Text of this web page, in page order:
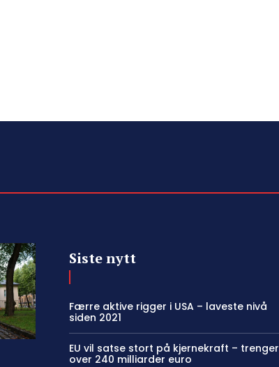
Siste nytt
Færre aktive rigger i USA – laveste nivå
siden 2021
EU vil satse stort på kjernekraft – trenger
over 240 milliarder euro